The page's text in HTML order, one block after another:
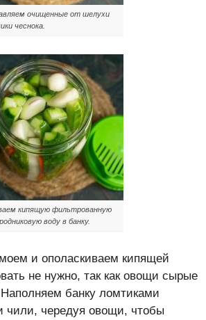
очищенные от шелухи
чеснока.
кипящую фильтрованную
воду в банку.
и ополаскиваем кипящей
не нужно, так как овощи сырые
банку ломтиками
чили, чередуя овощи, чтобы